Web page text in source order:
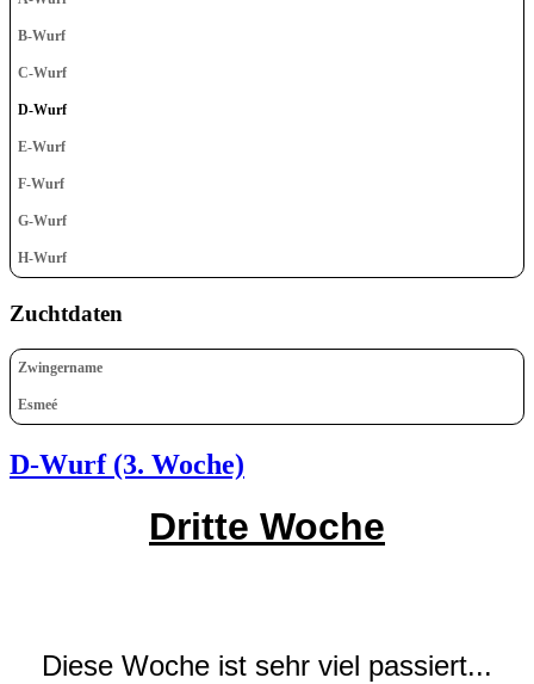
B-Wurf
C-Wurf
D-Wurf
E-Wurf
F-Wurf
G-Wurf
H-Wurf
Zuchtdaten
Zwingername
Esmeé
D-Wurf (3. Woche)
Dritte Woche
Diese Woche ist sehr viel passiert...